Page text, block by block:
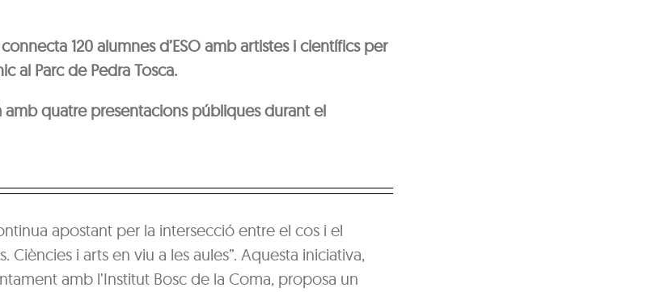
120 alumnes d’ESO amb artistes i científics per
al Parc de Pedra Tosca.
amb quatre presentacions públiques durant el
apostant per la intersecció entre el cos i el
Ciències i arts en viu a les aules”. Aquesta iniciativa,
amb l’Institut Bosc de la Coma, proposa un